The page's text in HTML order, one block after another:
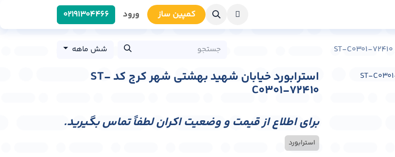
کمپین سا​​ز ورود 0219​1304466
شش ماهه
استرابورد خیابان شهید بهشتی شهر کرج کد ST-
C0301-72410
برای اطلاع از قیمت و وضعیت اکران لطفاً تماس بگیرید.
استرابورد